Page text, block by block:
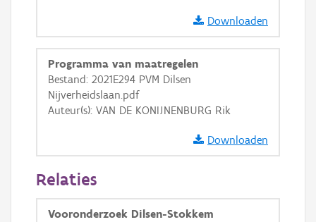
Downloaden
Programma van maatregelen
Bestand: 2021E294 PVM Dilsen
Nijverheidslaan.pdf
Auteur(s): VAN DE KONIJNENBURG Rik
Downloaden
Relaties
Vooronderzoek Dilsen-Stokkem